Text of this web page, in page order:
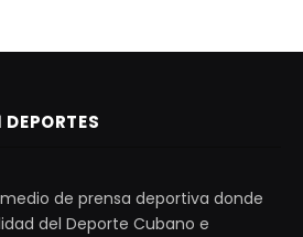
medio de prensa deportiva donde
del Deporte Cubano e